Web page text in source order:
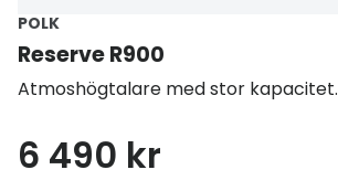
POLK
Reserve R900
Atmoshögtalare med stor kapacitet.
6 490 kr